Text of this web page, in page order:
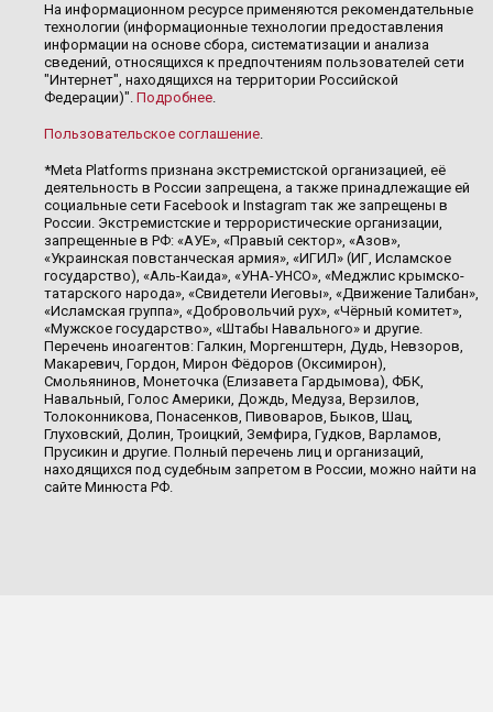
На информационном ресурсе применяются рекомендательные
технологии (информационные технологии предоставления
информации на основе сбора, систематизации и анализа
сведений, относящихся к предпочтениям пользователей сети
"Интернет", находящихся на территории Российской
Федерации)". Подробнее.
Пользовательское соглашение.
*Meta Platforms признана экстремистской организацией, её
деятельность в России запрещена, а также принадлежащие ей
социальные сети Facebook и Instagram так же запрещены в
России. Экстремистские и террористические организации,
запрещенные в РФ: «АУЕ», «Правый сектор», «Азов»,
«Украинская повстанческая армия», «ИГИЛ» (ИГ, Исламское
государство), «Аль-Каида», «УНА-УНСО», «Меджлис крымско-
татарского народа», «Свидетели Иеговы», «Движение Талибан»,
«Исламская группа», «Добровольчий рух», «Чёрный комитет»,
«Мужское государство», «Штабы Навального» и другие.
Перечень иноагентов: Галкин, Моргенштерн, Дудь, Невзоров,
Макаревич, Гордон, Мирон Фёдоров (Оксимирон),
Смольянинов, Монеточка (Елизавета Гардымова), ФБК,
Навальный, Голос Америки, Дождь, Медуза, Верзилов,
Толоконникова, Понасенков, Пивоваров, Быков, Шац,
Глуховский, Долин, Троицкий, Земфира, Гудков, Варламов,
Прусикин и другие. Полный перечень лиц и организаций,
находящихся под судебным запретом в России, можно найти на
сайте Минюста РФ.